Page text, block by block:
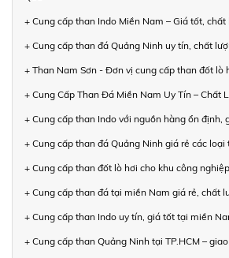
+ Cung cấp than Indo Miền Nam – Giá tốt,
+ Cung cấp than đá Quảng Ninh uy tín, chất
+ Than Nam Sơn - Đơn vị cung cấp than đốt lò
+ Cung Cấp Than Đá Miền Nam Uy Tín – Chất
+ Cung cấp than Indo với nguồn hàng ổn định,
+ Cung cấp than đá Quảng Ninh giá rẻ các
+ Cung cấp than đốt lò hơi cho khu công
+ Cung cấp than đá tại miền Nam giá rẻ, chất
+ Cung cấp than Indo uy tín, giá tốt tại miền
+ Cung cấp than Quảng Ninh tại TP.HCM –